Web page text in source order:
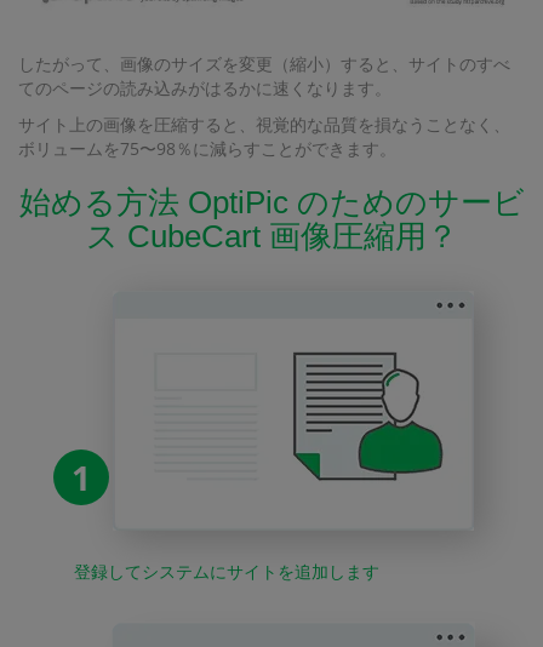
したがって、画像のサイズを変更（縮小）すると、サイトのすべ
てのページの読み込みがはるかに速くなります。
サイト上の画像を圧縮すると、視覚的な品質を損なうことなく、
ボリュームを75〜98％に減らすことができます。
始める方法 OptiPic のためのサービ
ス CubeCart 画像圧縮用？
1
登録してシステムにサイトを追加します